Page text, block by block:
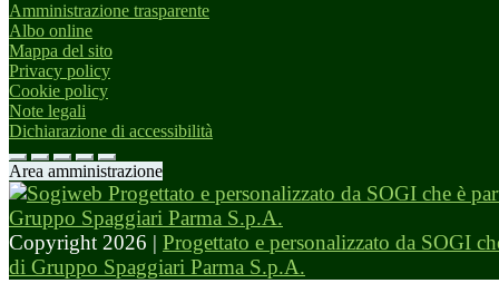
Amministrazione trasparente
Albo online
Mappa del sito
Privacy policy
Cookie policy
Note legali
Dichiarazione di accessibilità
Area amministrazione
Copyright 2026 | Progettato e personalizzato da SOGI
di Gruppo Spaggiari Parma S.p.A.